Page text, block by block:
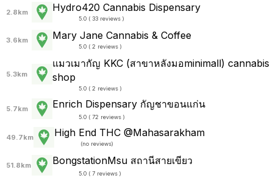
2.8km Hydro420 Cannabis Dispensary
5.0 ( 33 reviews )
3.6km Mary Jane Cannabis & Coffee
5.0 ( 2 reviews )
5.3km
แมวเมากัญ KKC (สาขาหลังมอminimall) cannabis
shop
5.0 ( 2 reviews )
5.7km Enrich Dispensary กัญชาขอนแก่น
5.0 ( 72 reviews )
49.7km High End THC @Mahasarakham
(no reviews)
51.8km BongstationMsu สถานีสายเขียว
5.0 ( 7 reviews )